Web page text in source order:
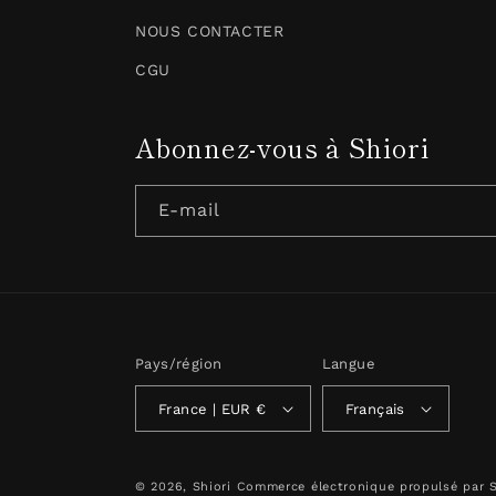
NOUS CONTACTER
CGU
Abonnez-vous à Shiori
E-mail
Pays/région
France | EUR €
Langue
Français
© 2026, Shiori Commerce électronique propulsé par